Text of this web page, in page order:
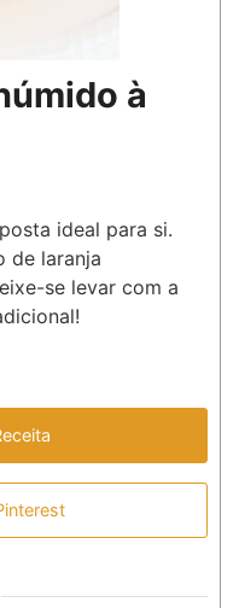
à
ideal para si.
de laranja
se levar com a